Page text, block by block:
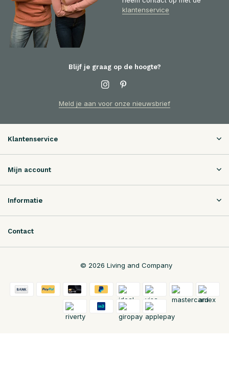
klantenservice
Blijf je graag op de hoogte?
Meld je aan voor onze nieuwsbrief
Klantenservice
Mijn account
Informatie
Contact
© 2026 Living and Company